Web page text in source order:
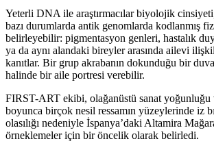
Yeterli DNA ile araştırmacılar biyolojik
bazı durumlarda antik genomlarda kodlanmış
belirleyebilir: pigmentasyon genleri, hastalık
ya da aynı alandaki bireyler arasında ailevi
kanıtlar. Bir grup akrabanın dokunduğu bir
halinde bir aile portresi verebilir.
FIRST-ART ekibi, olağanüstü sanat yoğunluğu
boyunca birçok nesil ressamın yüzeylerinde iz
olasılığı nedeniyle İspanya’daki Altamira
örneklemeler için bir öncelik olarak belirledi.